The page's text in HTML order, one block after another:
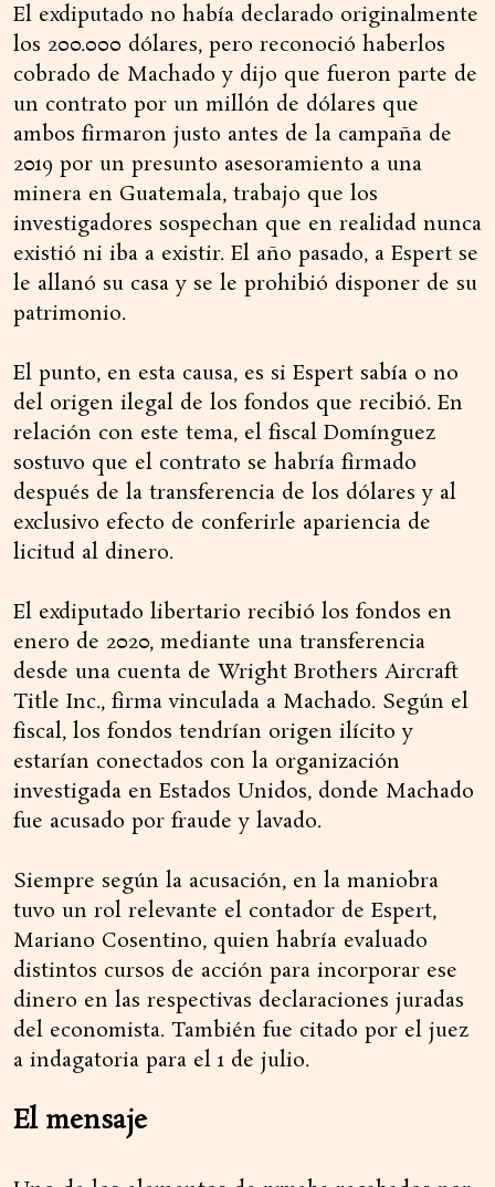
El exdiputado no había declarado originalmente
los 200.000 dólares, pero reconoció haberlos
cobrado de Machado y dijo que fueron parte de
un contrato por un millón de dólares que
ambos firmaron justo antes de la campaña de
2019 por un presunto asesoramiento a una
minera en Guatemala, trabajo que los
investigadores sospechan que en realidad nunca
existió ni iba a existir. El año pasado, a Espert se
le allanó su casa y se le prohibió disponer de su
patrimonio.
El punto, en esta causa, es si Espert sabía o no
del origen ilegal de los fondos que recibió. En
relación con este tema, el fiscal Domínguez
sostuvo que el contrato se habría firmado
después de la transferencia de los dólares y al
exclusivo efecto de conferirle apariencia de
licitud al dinero.
El exdiputado libertario recibió los fondos en
enero de 2020, mediante una transferencia
desde una cuenta de Wright Brothers Aircraft
Title Inc., firma vinculada a Machado. Según el
fiscal, los fondos tendrían origen ilícito y
estarían conectados con la organización
investigada en Estados Unidos, donde Machado
fue acusado por fraude y lavado.
Siempre según la acusación, en la maniobra
tuvo un rol relevante el contador de Espert,
Mariano Cosentino, quien habría evaluado
distintos cursos de acción para incorporar ese
dinero en las respectivas declaraciones juradas
del economista. También fue citado por el juez
a indagatoria para el 1 de julio.
El mensaje